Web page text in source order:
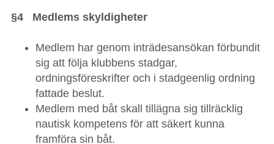
§4 Medlems skyldigheter
Medlem har genom inträdesansökan förbundit
sig att följa klubbens stadgar,
ordningsföreskrifter och i stadgeenlig ordning
fattade beslut.
Medlem med båt skall tillägna sig tillräcklig
nautisk kompetens för att säkert kunna
framföra sin båt.